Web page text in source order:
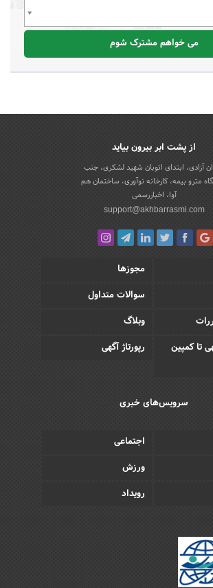
می خواهم مشترک شوم
از پشت ابر بیرون بیاید
آزادی، ابتدای اتوبان شهید لشکری، جنب
مترو بیمه، کارخانه نوآوری، ساختمان هم
آوا، اخباررسمی
support@akhbarrasmi.com
مجوزها
سوالات متداول
وبلاگ
تا کمپین
رپورتاژ آگهی
سرویس‌های خبری
اجتماعی
ورزش
رویداد